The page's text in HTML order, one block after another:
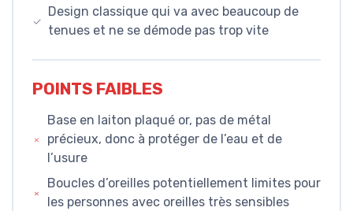
Design classique qui va avec beaucoup de
tenues et ne se démode pas trop vite
POINTS FAIBLES
Base en laiton plaqué or, pas de métal
précieux, donc à protéger de l’eau et de
l’usure
Boucles d’oreilles potentiellement limites pour
les personnes avec oreilles très sensibles